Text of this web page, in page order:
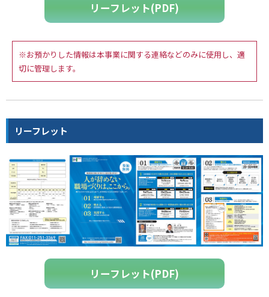
リーフレット(PDF)
※お預かりした情報は本事業に関する連絡などのみに使用し、適
切に管理します。
リーフレット
リーフレット(PDF)